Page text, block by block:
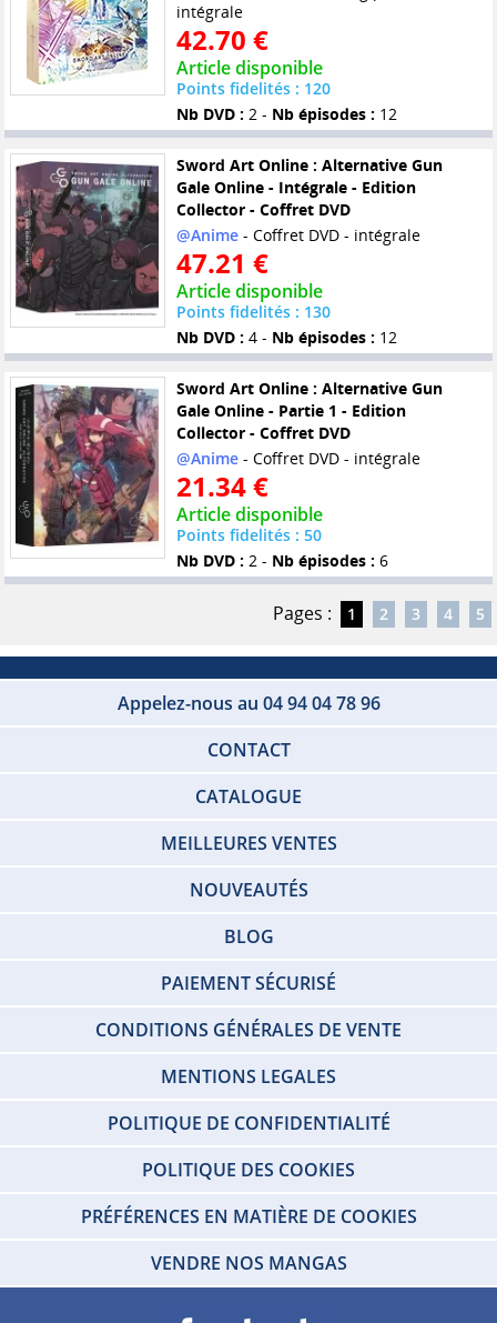
intégrale
42.70 €
Article disponible
Points fidelités : 120
Nb DVD : 2 - Nb épisodes : 12
Sword Art Online : Alternative Gun
Gale Online - Intégrale - Edition
Collector - Coffret DVD
@Anime- Coffret DVD - intégrale
47.21 €
Article disponible
Points fidelités : 130
Nb DVD : 4 - Nb épisodes : 12
Sword Art Online : Alternative Gun
Gale Online - Partie 1 - Edition
Collector - Coffret DVD
@Anime- Coffret DVD - intégrale
21.34 €
Article disponible
Points fidelités : 50
Nb DVD : 2 - Nb épisodes : 6
Pages : 1 2 3 4 5
Appelez-nous au 04 94 04 78 96
CONTACT
CATALOGUE
MEILLEURES VENTES
NOUVEAUTÉS
BLOG
PAIEMENT SÉCURISÉ
CONDITIONS GÉNÉRALES DE VENTE
MENTIONS LEGALES
POLITIQUE DE CONFIDENTIALITÉ
POLITIQUE DES COOKIES
PRÉFÉRENCES EN MATIÈRE DE COOKIES
VENDRE NOS MANGAS